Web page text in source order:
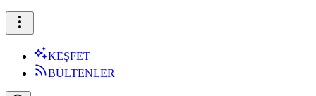
KEŞFET
BÜLTENLER